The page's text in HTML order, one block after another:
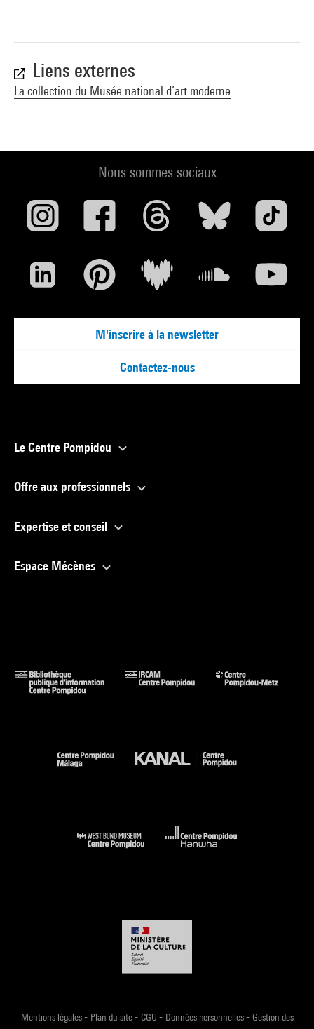
Liens externes
La collection du Musée national d’art moderne
Nous sommes sociaux
M'inscrire à la newsletter
Contactez-nous
Le Centre Pompidou
Offre aux professionnels
Expertise et conseil
Espace Mécènes
Mentions légales- Plan du site- CGU - Données personnelles- Gestion des